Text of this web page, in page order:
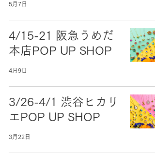
5月7日
4/15-21 阪急うめだ
本店POP UP SHOP
4月9日
3/26-4/1 渋谷ヒカリ
エPOP UP SHOP
3月22日